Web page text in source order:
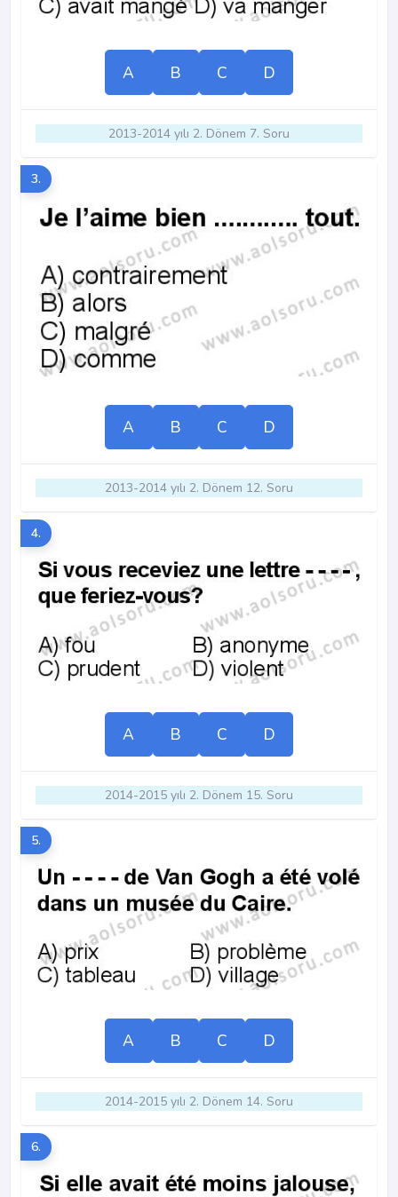
A B C D
2013-2014 yılı 2. Dönem 7. Soru
3.
A B C D
2013-2014 yılı 2. Dönem 12. Soru
4.
A B C D
2014-2015 yılı 2. Dönem 15. Soru
5.
A B C D
2014-2015 yılı 2. Dönem 14. Soru
6.